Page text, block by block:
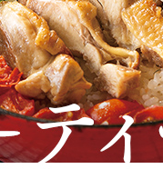
3日分ごはんセット（2
3日分ごはんセット（3
つくりおき肉魚菜菜セ
がんばらない平日ご
み おや
いじ